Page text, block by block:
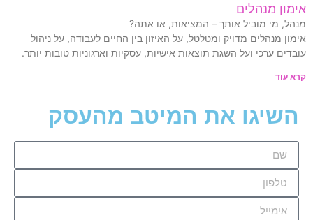
אימון מנהלים
מנהל, מי מוביל אותך – המציאות, או אתה?
אימון מנהלים מדויק ומטלטל, על האיזון בין החיים לעבודה, על ניהול
עובדים ערכי ועל השגת תוצאות אישיות, עסקיות וארגוניות טובות יותר.
קרא עוד
השיגו את המיטב מהעסק